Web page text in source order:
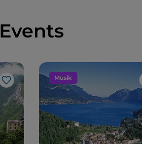
Events
Like
Musik